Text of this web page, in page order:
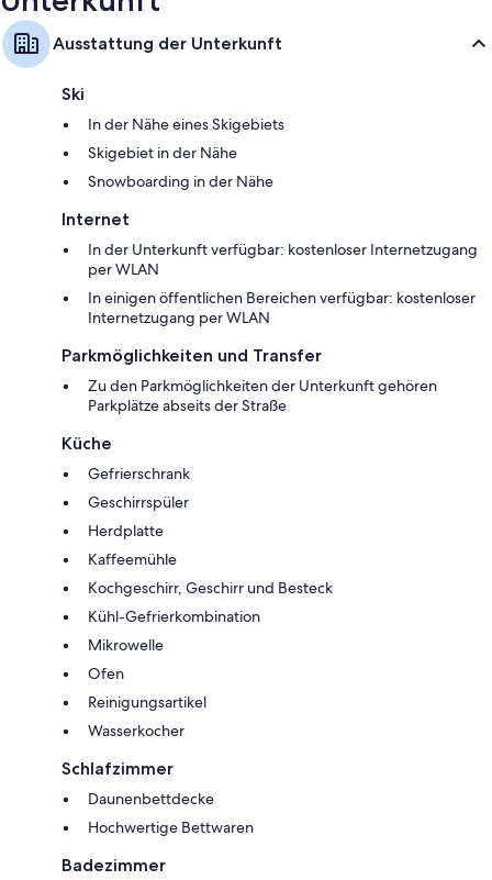
Ausstattung der Unterkunft
Ski
In der Nähe eines Skigebiets
Skigebiet in der Nähe
Snowboarding in der Nähe
Internet
In der Unterkunft verfügbar: kostenloser Internetzugang
per WLAN
In einigen öffentlichen Bereichen verfügbar: kostenloser
Internetzugang per WLAN
Parkmöglichkeiten und Transfer
Zu den Parkmöglichkeiten der Unterkunft gehören
Parkplätze abseits der Straße
Küche
Gefrierschrank
Geschirrspüler
Herdplatte
Kaffeemühle
Kochgeschirr, Geschirr und Besteck
Kühl-Gefrierkombination
Mikrowelle
Ofen
Reinigungsartikel
Wasserkocher
Schlafzimmer
Daunenbettdecke
Hochwertige Bettwaren
Badezimmer